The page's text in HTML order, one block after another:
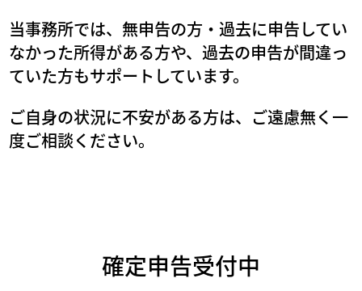
当事務所では、無申告の方・過去に申告してい
なかった所得がある方や、過去の申告が間違っ
ていた方もサポートしています。
ご自身の状況に不安がある方は、ご遠慮無く一
度ご相談ください。
確定申告受付中